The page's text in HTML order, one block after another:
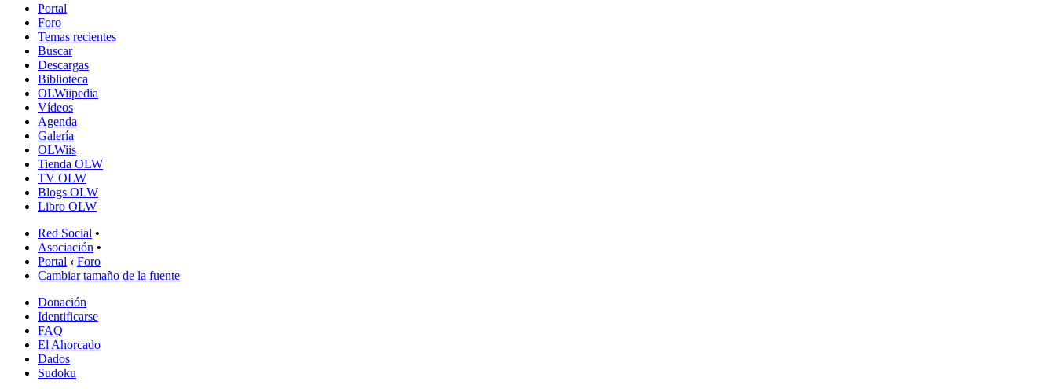
Portal
Foro
Temas recientes
Buscar
Descargas
Biblioteca
OLWiipedia
Vídeos
Agenda
Galería
OLWiis
Tienda OLW
TV OLW
Blogs OLW
Libro OLW
Red Social •
Asociación •
Portal ‹ Foro
Cambiar tamaño de la fuente
Donación
Identificarse
FAQ
El Ahorcado
Dados
Sudoku